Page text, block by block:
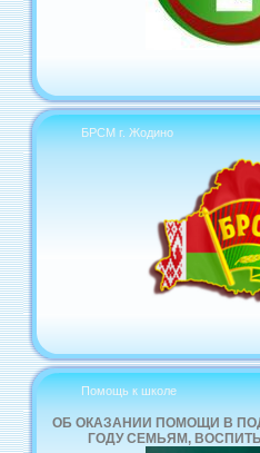
БРСМ г. Жодино
Помощь к школе
ОБ ОКАЗАНИИ ПОМОЩИ В
ГОДУ СЕМЬЯМ,